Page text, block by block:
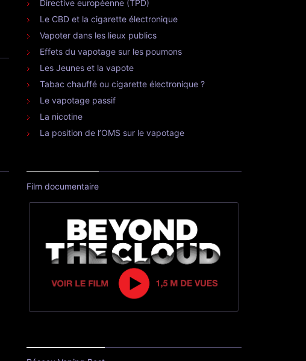
Directive européenne (TPD)
Le CBD et la cigarette électronique
Vapoter dans les lieux publics
Effets du vapotage sur les poumons
Les Jeunes et la vapote
Tabac chauffé ou cigarette électronique ?
Le vapotage passif
La nicotine
La position de l’OMS sur le vapotage
Film documentaire